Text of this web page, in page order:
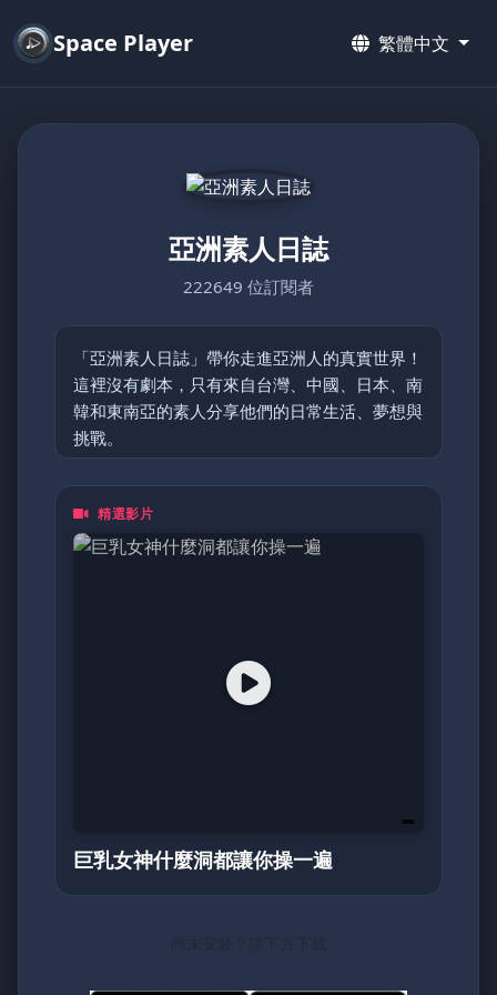
Space Player 繁體中文
亞洲素人日誌
222649 位訂閱者
「亞洲素人日誌」帶你走進亞洲人的真實世界！
這裡沒有劇本，只有來自台灣、中國、日本、南
韓和東南亞的素人分享他們的日常生活、夢想與
挑戰。
從鄉村的簡單快樂到都市的忙碌節奏，每支影片
都是一頁動人的日記。加入我們，探索亞洲最真
摯的面貌！
精選影片
巨乳女神什麼洞都讓你操一遍
尚未安裝？請下方下載